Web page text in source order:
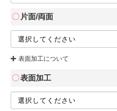
片面/両面
表面加工について
表面加工